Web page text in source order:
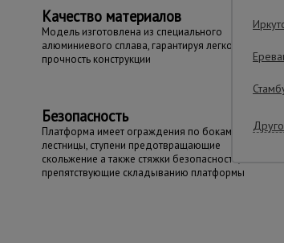
Качество материалов
Модель изготовлена из специального
алюминиевого сплава, гарантируя легкость и
прочность конструкции
Безопасность
Платформа имеет ограждения по бокам
лестницы, ступени предотвращающие
скольжение а также стяжки безопасности,
препятствующие складыванию платформы